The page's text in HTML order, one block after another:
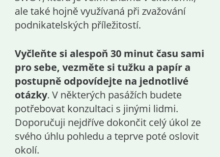
ale také hojně využívaná při zvažování
podnikatelských příležitostí.
Vyčleňte si alespoň 30 minut času sami
pro sebe, vezměte si tužku a papír a
postupně odpovídejte na jednotlivé
otázky. V některých pasážích budete
potřebovat konzultaci s jinými lidmi.
Doporučuji nejdříve dokončit celý úkol ze
svého úhlu pohledu a teprve poté oslovit
okolí.